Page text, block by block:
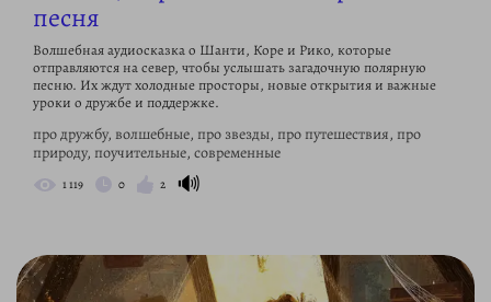
песня
Волшебная аудиосказка о Шанти, Коре и Рико, которые
отправляются на север, чтобы услышать загадочную полярную
песню. Их ждут холодные просторы, новые открытия и важные
уроки о дружбе и поддержке.
про дружбу, волшебные, про звезды, про путешествия, про
природу, поучительные, современные
1 119 0 2 🔊